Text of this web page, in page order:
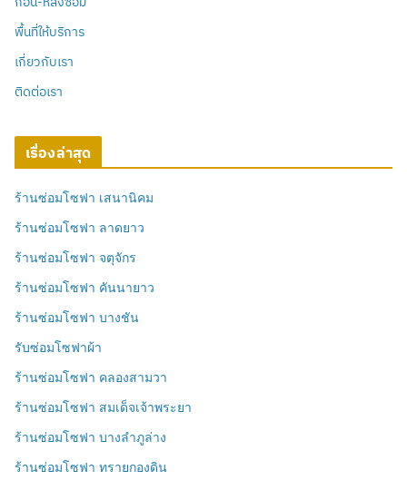
พื้นที่ให้บริการ
เกี่ยวกับเรา
ติดต่อเรา
เรื่องล่าสุด
ร้านซ่อมโซฟา เสนานิคม
ร้านซ่อมโซฟา ลาดยาว
ร้านซ่อมโซฟา จตุจักร
ร้านซ่อมโซฟา คันนายาว
ร้านซ่อมโซฟา บางชัน
รับซ่อมโซฟาผ้า
ร้านซ่อมโซฟา คลองสามวา
ร้านซ่อมโซฟา สมเด็จเจ้าพระยา
ร้านซ่อมโซฟา บางลำภูล่าง
ร้านซ่อมโซฟา ทรายกองดิน